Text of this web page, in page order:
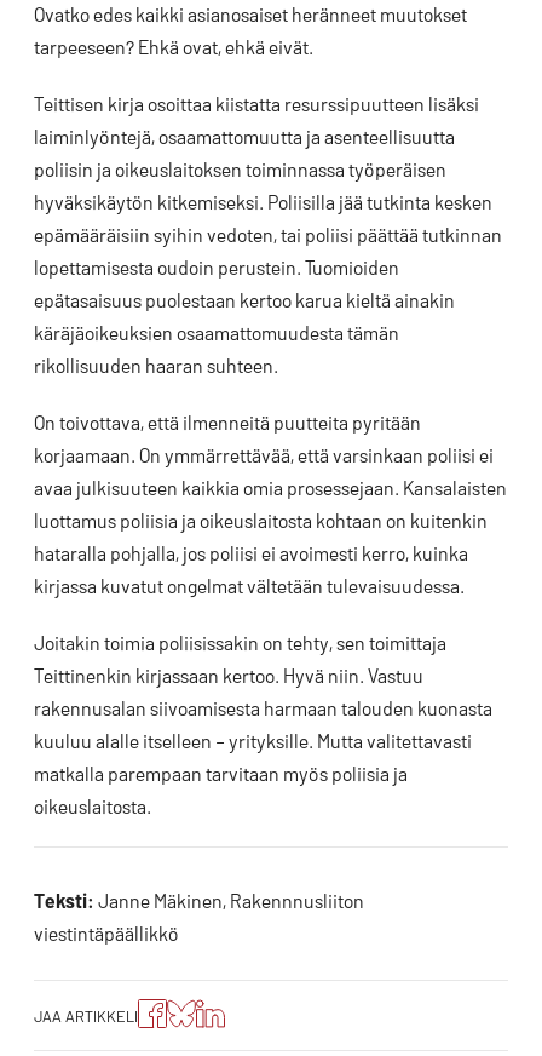
Ovatko edes kaikki asianosaiset heränneet muutokset
tarpeeseen? Ehkä ovat, ehkä eivät.
Teittisen kirja osoittaa kiistatta resurssipuutteen lisäksi
laiminlyöntejä, osaamattomuutta ja asenteellisuutta
poliisin ja oikeuslaitoksen toiminnassa työperäisen
hyväksikäytön kitkemiseksi. Poliisilla jää tutkinta kesken
epämääräisiin syihin vedoten, tai poliisi päättää tutkinnan
lopettamisesta oudoin perustein. Tuomioiden
epätasaisuus puolestaan kertoo karua kieltä ainakin
käräjäoikeuksien osaamattomuudesta tämän
rikollisuuden haaran suhteen.
On toivottava, että ilmenneitä puutteita pyritään
korjaamaan. On ymmärrettävää, että varsinkaan poliisi ei
avaa julkisuuteen kaikkia omia prosessejaan. Kansalaisten
luottamus poliisia ja oikeuslaitosta kohtaan on kuitenkin
hataralla pohjalla, jos poliisi ei avoimesti kerro, kuinka
kirjassa kuvatut ongelmat vältetään tulevaisuudessa.
Joitakin toimia poliisissakin on tehty, sen toimittaja
Teittinenkin kirjassaan kertoo. Hyvä niin. Vastuu
rakennusalan siivoamisesta harmaan talouden kuonasta
kuuluu alalle itselleen – yrityksille. Mutta valitettavasti
matkalla parempaan tarvitaan myös poliisia ja
oikeuslaitosta.
Teksti: Janne Mäkinen, Rakennnusliiton
viestintäpäällikkö
JAA ARTIKKELI
Jaa
artikkeli
Jaa
artikkeli
Jako:
Jaa